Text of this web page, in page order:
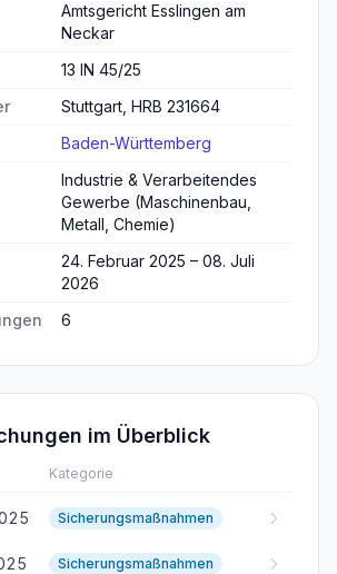
Amtsgericht Esslingen am
Neckar
13 IN 45/25
Stuttgart, HRB 231664
Baden-Württemberg
Industrie & Verarbeitendes
Gewerbe (Maschinenbau,
Metall, Chemie)
24. Februar 2025 – 08. Juli
2026
6
im Überblick
Kategorie
Sicherungsmaßnahmen
Sicherungsmaßnahmen